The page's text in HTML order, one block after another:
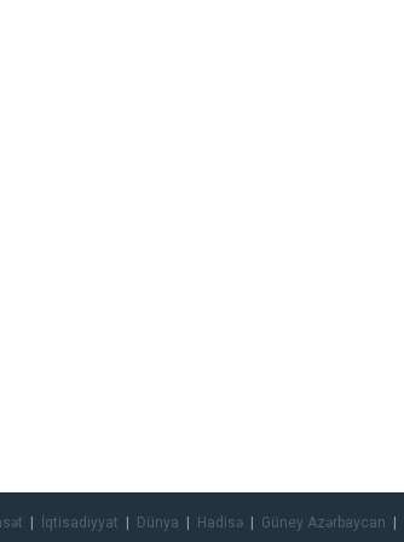
İqtisadiyyat Dünya Hadisə Güney Azərbaycan